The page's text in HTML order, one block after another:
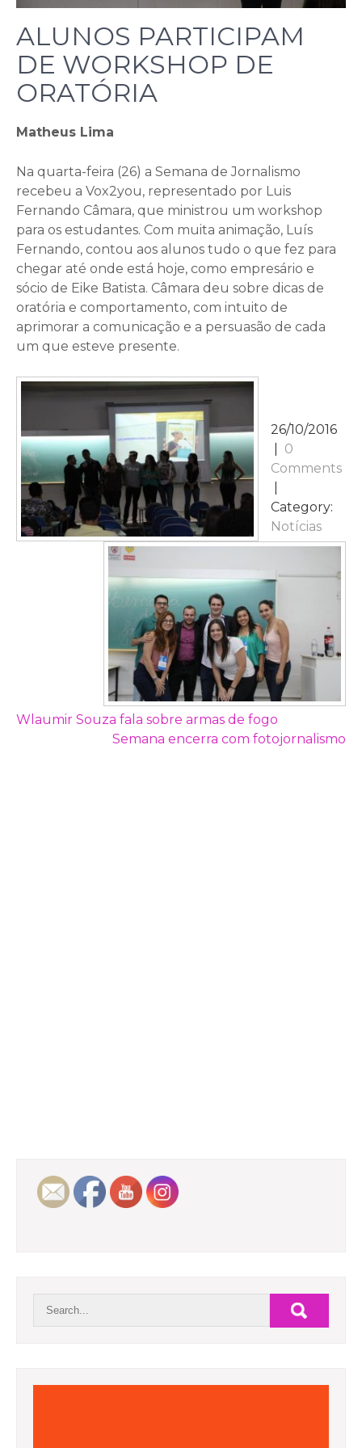
ALUNOS PARTICIPAM
DE WORKSHOP DE
ORATÓRIA
Matheus Lima
Na quarta-feira (26) a Semana de Jornalismo
recebeu a Vox2you, representado por Luis
Fernando Câmara, que ministrou um workshop
para os estudantes. Com muita animação, Luís
Fernando, contou aos alunos tudo o que fez para
chegar até onde está hoje, como empresário e
sócio de Eike Batista. Câmara deu sobre dicas de
oratória e comportamento, com intuito de
aprimorar a comunicação e a persuasão de cada
um que esteve presente.
26/10/2016
0
Comments
Category:
Notícias
NAVEGAÇÃO
Wlaumir Souza fala sobre armas de fogo
Semana encerra com fotojornalismo